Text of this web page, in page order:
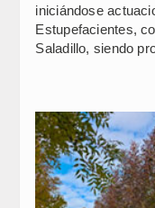
iniciándose
Estupefacientes,
Saladillo, siendo